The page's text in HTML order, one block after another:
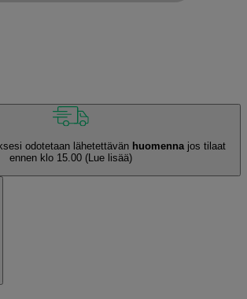
odotetaan lähetettävän huomennajos tilaat
ennen klo 15.00 (Lue lisää)